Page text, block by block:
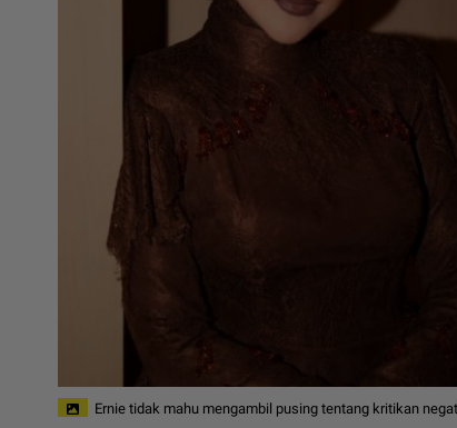
Ernie tidak mahu mengambil pusing tentang kritikan